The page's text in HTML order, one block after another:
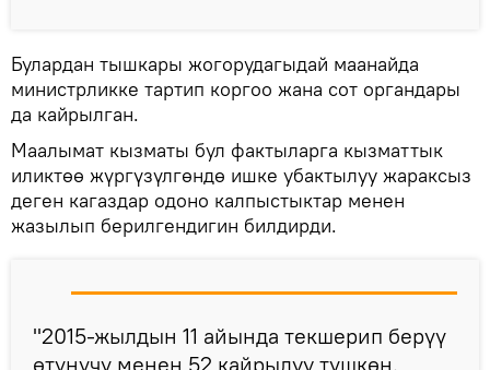
Булардан тышкары жогорудагыдай маанайда
министрликке тартип коргоо жана сот органдары
да кайрылган.
Маалымат кызматы бул фактыларга кызматтык
иликтөө жүргүзүлгөндө ишке убактылуу жараксыз
деген кагаздар одоно калпыстыктар менен
жазылып берилгендигин билдирди.
"2015-жылдын 11 айында текшерип берүү
өтүнүчү менен 52 кайрылуу түшкөн.